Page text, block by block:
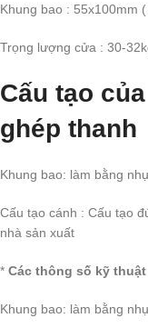
Khung bao : 55x100mm
Trọng lượng cửa : 30-
Cấu tạo
ghép thanh
Khung bao: làm bằng
Cấu tạo cánh : Cấu tạo
nhà sản xuất
* Các thông số kỹ thuật
Khung bao: làm bằng